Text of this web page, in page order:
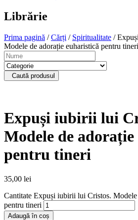
Librărie
Prima pagină /Cărți / Spiritualitate /
Modele de adorație euharistică pentru tineri
Caută produsul
Expuși iubirii lui
Modele de
pentru tineri
35,00 lei
Cantitate Expuși iubirii lui Cristos. Modele
pentru tineri
Adaugă în coș